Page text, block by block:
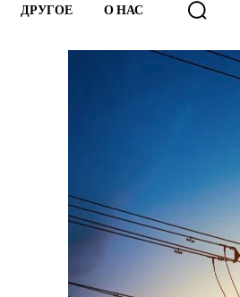
ДРУГОЕ О НАС